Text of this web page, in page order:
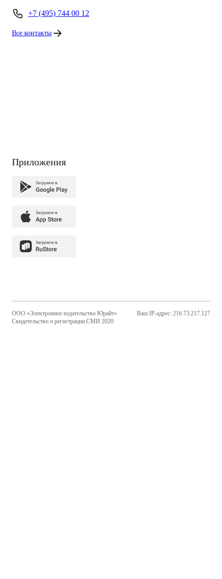
+7 (495) 744 00 12
Все контакты
Приложения
ООО «Электронное издательство Юрайт»
Свидетельство о регистрации СМИ 2020
Ваш IP-адрес: 216.73.217.127